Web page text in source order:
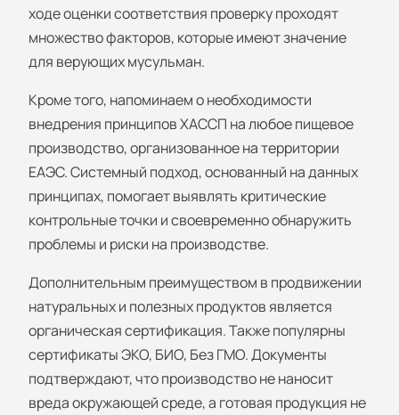
ходе оценки соответствия проверку проходят
множество факторов, которые имеют значение
для верующих мусульман.
Кроме того, напоминаем о необходимости
внедрения принципов ХАССП на любое пищевое
производство, организованное на территории
ЕАЭС. Системный подход, основанный на данных
принципах, помогает выявлять критические
контрольные точки и своевременно обнаружить
проблемы и риски на производстве.
Дополнительным преимуществом в продвижении
натуральных и полезных продуктов является
органическая сертификация. Также популярны
сертификаты ЭКО, БИО, Без ГМО. Документы
подтверждают, что производство не наносит
вреда окружающей среде, а готовая продукция не